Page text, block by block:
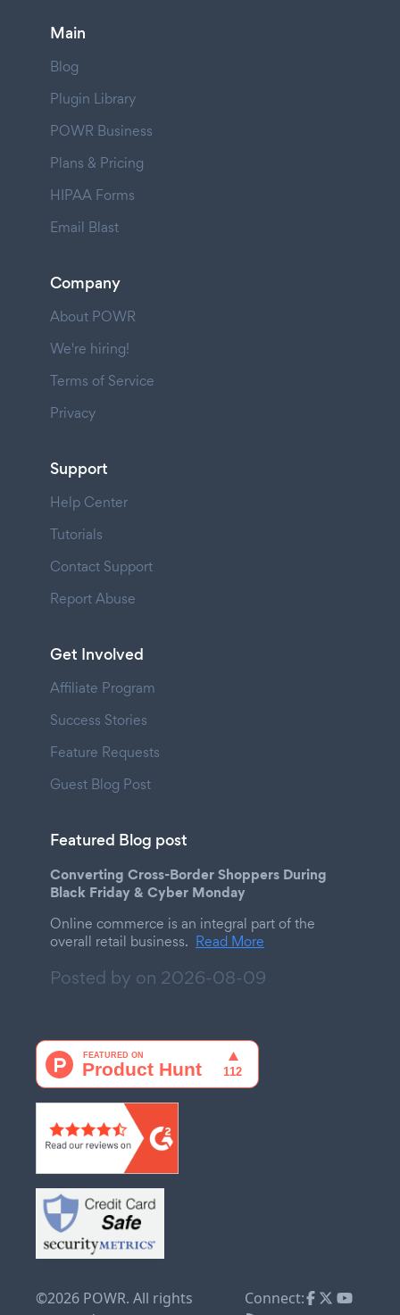
Main
Blog
Plugin Library
POWR Business
Plans & Pricing
HIPAA Forms
Email Blast
Company
About POWR
We're hiring!
Terms of Service
Privacy
Support
Help Center
Tutorials
Contact Support
Report Abuse
Get Involved
Affiliate Program
Success Stories
Feature Requests
Guest Blog Post
Featured Blog post
Converting Cross-Border Shoppers During
Black Friday & Cyber Monday
Online commerce is an integral part of the
overall retail business. Read More
Posted by on 2026-08-09
©2026 POWR. All rights
Connect: